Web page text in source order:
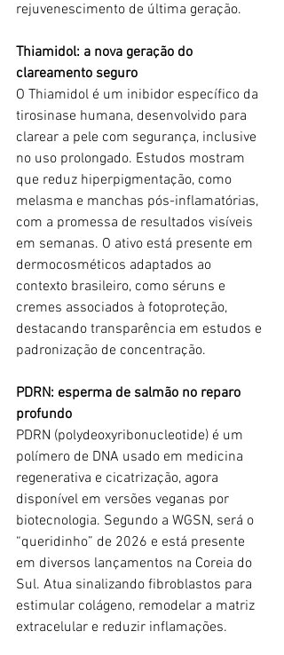
rejuvenescimento de última geração.
Thiamidol: a nova geração do
clareamento seguro
O Thiamidol é um inibidor específico da
tirosinase humana, desenvolvido para
clarear a pele com segurança, inclusive
no uso prolongado. Estudos mostram
que reduz hiperpigmentação, como
melasma e manchas pós-inflamatórias,
com a promessa de resultados visíveis
em semanas. O ativo está presente em
dermocosméticos adaptados ao
contexto brasileiro, como séruns e
cremes associados à fotoproteção,
destacando transparência em estudos e
padronização de concentração.
PDRN: esperma de salmão no reparo
profundo
PDRN (polydeoxyribonucleotide) é um
polímero de DNA usado em medicina
regenerativa e cicatrização, agora
disponível em versões veganas por
biotecnologia. Segundo a WGSN, será o
“queridinho” de 2026 e está presente
em diversos lançamentos na Coreia do
Sul. Atua sinalizando fibroblastos para
estimular colágeno, remodelar a matriz
extracelular e reduzir inflamações.